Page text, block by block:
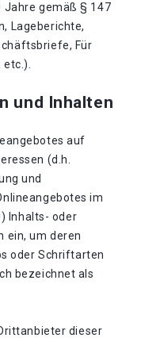
Jahre gemäß § 147
Lageberichte,
Für
und Inhalten
auf
(d.h.
und
im
Inhalts- oder
ein, um deren
oder Schriftarten
bezeichnet als
dieser